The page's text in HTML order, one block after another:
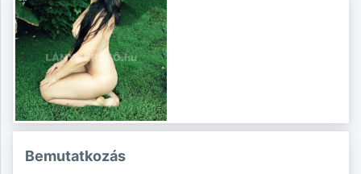
Bemutatkozás